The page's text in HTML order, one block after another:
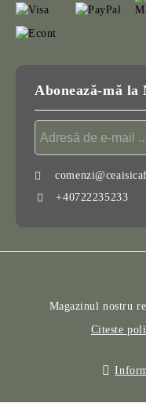
Abonează-mă la
+40722235233
Magazinul nostru
Citeste